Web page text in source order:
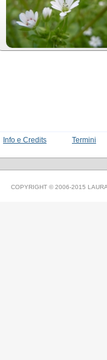
Info e Credits Termini
COPYRIGHT © 2006-2015